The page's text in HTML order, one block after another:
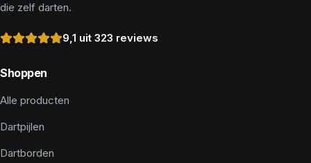
die zelf darten.
9,1 uit 323 reviews
Shoppen
Alle producten
Dartpijlen
Dartborden